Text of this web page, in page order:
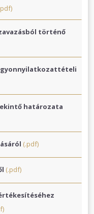
történő
határozata
(.pdf)
(.pdf)